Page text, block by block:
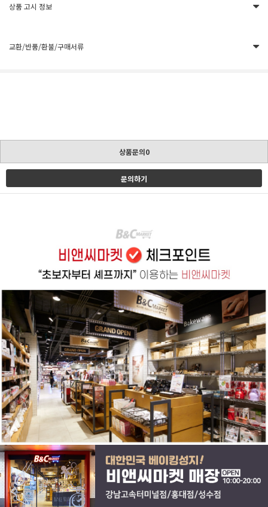
상품 고시 정보
교환/반품/환불/구매서류
상품문의0
문의하기